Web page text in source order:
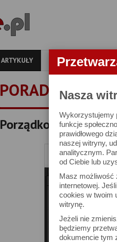
Nasza
Wykorzystujemy
funkcje
prawidłowego
naszej witryny,
analitycznym.
od Ciebie lub
Masz możliwość
internetowej.
cookies w twoim
witrynę.
Jeżeli nie
będziemy
dokumencie tym
ARTYKUŁY APARATY
PORADNIKI
Porządkowanie i